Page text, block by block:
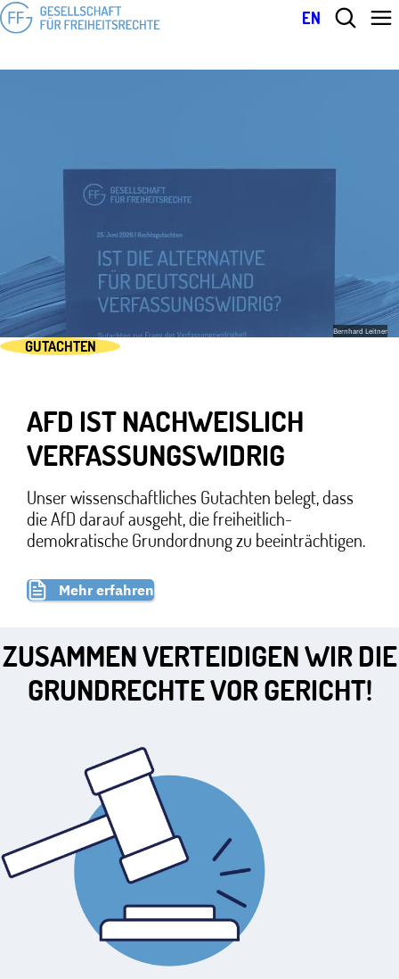
EN
Bernhard Leitner
GUTACHTEN
AFD IST NACHWEISLICH
VERFASSUNGSWIDRIG
Unser wissenschaftliches Gutachten belegt, dass
die AfD darauf ausgeht, die freiheitlich-
demokratische Grundordnung zu beeinträchtigen.
Mehr erfahren
ZUSAMMEN VERTEIDIGEN WIR DIE
GRUNDRECHTE VOR GERICHT!